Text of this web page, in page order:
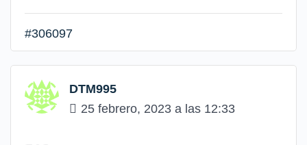
#306097
DTM995
25 febrero, 2023 a las 12:33